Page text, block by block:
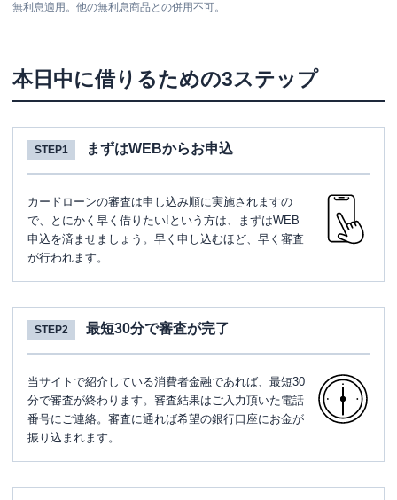
無利息適用。他の無利息商品との併用不可。
本日中に借りるための3ステップ
STEP1 まずはWEBからお申込
カードローンの審査は申し込み順に実施されますの
で、とにかく早く借りたい!という方は、まずはWEB
申込を済ませましょう。早く申し込むほど、早く審査
が行われます。
STEP2 最短30分で審査が完了
当サイトで紹介している消費者金融であれば、最短30
分で審査が終わります。審査結果はご入力頂いた電話
番号にご連絡。審査に通れば希望の銀行口座にお金が
振り込まれます。